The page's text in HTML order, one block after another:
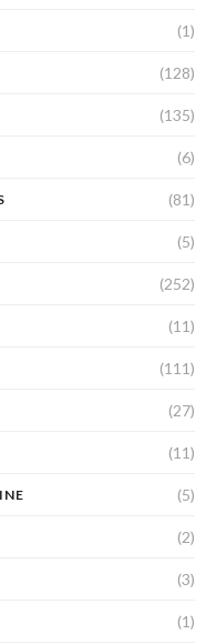
(1)
(128)
(135)
(6)
(81)
(5)
(252)
(11)
(111)
(27)
(11)
(5)
(2)
(3)
(1)